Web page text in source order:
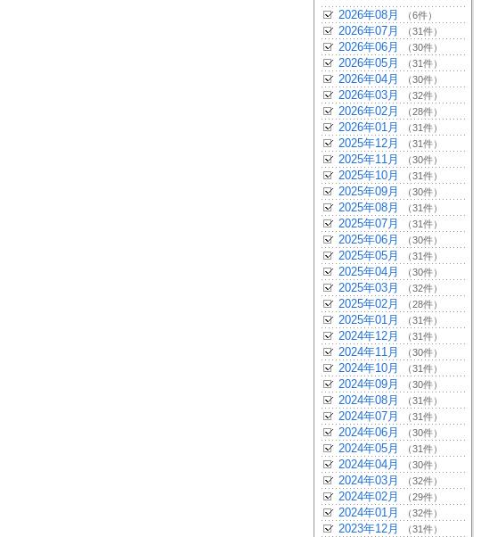
2026年08月 （6件）
2026年07月 （31件）
2026年06月 （30件）
2026年05月 （31件）
2026年04月 （30件）
2026年03月 （32件）
2026年02月 （28件）
2026年01月 （31件）
2025年12月 （31件）
2025年11月 （30件）
2025年10月 （31件）
2025年09月 （30件）
2025年08月 （31件）
2025年07月 （31件）
2025年06月 （30件）
2025年05月 （31件）
2025年04月 （30件）
2025年03月 （32件）
2025年02月 （28件）
2025年01月 （31件）
2024年12月 （31件）
2024年11月 （30件）
2024年10月 （31件）
2024年09月 （30件）
2024年08月 （31件）
2024年07月 （31件）
2024年06月 （30件）
2024年05月 （31件）
2024年04月 （30件）
2024年03月 （32件）
2024年02月 （29件）
2024年01月 （32件）
2023年12月 （31件）